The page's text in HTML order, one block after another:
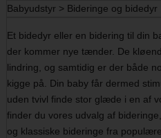
Babyudstyr > Bideringe og bidedyr
Et bidedyr eller en bidering til din
der kommer nye tænder. De
lindring, og samtidig er der både
kigge på. Din baby får dermed
uden tvivl finde stor glæde i en af
finder du vores udvalg af
og klassiske bideringe fra